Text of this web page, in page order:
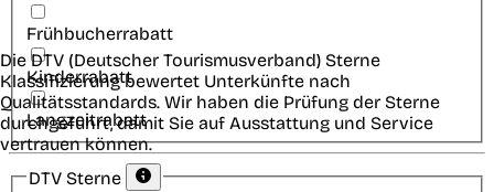
Frühbucherrabatt
Kinderrabatt
Langzeitrabatt
DTV Sterne
Die DTV (Deutscher Tourismusverband) Sterne
Klassifizierung bewertet Unterkünfte nach
Qualitätsstandards. Wir haben die Prüfung der Sterne
durchgeführt, damit Sie auf Ausstattung und Service
vertrauen können.